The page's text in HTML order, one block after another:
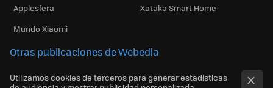
Applesfera
Xataka Smart Home
Mundo Xiaomi
Otras publicaciones de Webedia
Utilizamos cookies de terceros para generar estadísticas